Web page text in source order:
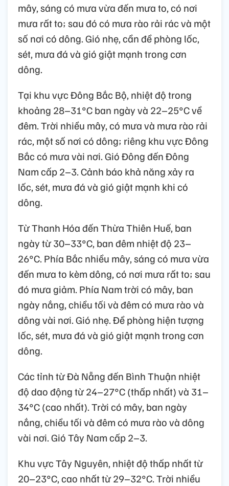
mây, sáng có mưa vừa đến mưa to, có nơi
mưa rất to; sau đó có mưa rào rải rác và một
số nơi có dông. Gió nhẹ, cần đề phòng lốc,
sét, mưa đá và gió giật mạnh trong cơn
dông.
Tại khu vực Đông Bắc Bộ, nhiệt độ trong
khoảng 28–31°C ban ngày và 22–25°C về
đêm. Trời nhiều mây, có mưa và mưa rào rải
rác, một số nơi có dông; riêng khu vực Đông
Bắc có mưa vài nơi. Gió Đông đến Đông
Nam cấp 2–3. Cảnh báo khả năng xảy ra
lốc, sét, mưa đá và gió giật mạnh khi có
dông.
Từ Thanh Hóa đến Thừa Thiên Huế, ban
ngày từ 30–33°C, ban đêm nhiệt độ 23–
26°C. Phía Bắc nhiều mây, sáng có mưa vừa
đến mưa to kèm dông, có nơi mưa rất to; sau
đó mưa giảm. Phía Nam trời có mây, ban
ngày nắng, chiều tối và đêm có mưa rào và
dông vài nơi. Gió nhẹ. Đề phòng hiện tượng
lốc, sét, mưa đá và gió giật mạnh trong cơn
dông.
Các tỉnh từ Đà Nẵng đến Bình Thuận nhiệt
độ dao động từ 24–27°C (thấp nhất) và 31–
34°C (cao nhất). Trời có mây, ban ngày
nắng, chiều tối và đêm có mưa rào và dông
vài nơi. Gió Tây Nam cấp 2–3.
Khu vực Tây Nguyên, nhiệt độ thấp nhất từ
20–23°C, cao nhất từ 29–32°C. Trời nhiều